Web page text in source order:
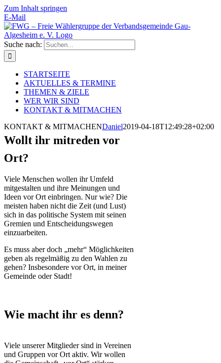
Zum Inhalt springen
E-Mail
Suche nach:
STARTSEITE
AKTUELLES & TERMINE
THEMEN & ZIELE
WER WIR SIND
KONTAKT & MITMACHEN
KONTAKT & MITMACHENDaniel2019-04-18T12:49:28+02:00
Wollt ihr mitreden vor
Ort?
Viele Menschen wollen ihr Umfeld
mitgestalten und ihre Meinungen und
Ideen vor Ort einbringen. Nur wie? Die
meisten haben nicht die Zeit (und Lust)
sich in das politische System mit seinen
Gremien und Entscheidungswegen
einzuarbeiten.
Es muss aber doch „mehr“ Möglichkeiten
geben als regelmäßig zu den Wahlen zu
gehen? Insbesondere vor Ort, in meiner
Gemeinde oder Stadt!
Wie macht ihr es denn?
Viele unserer Mitglieder sind in Vereinen
und Gruppen vor Ort aktiv. Wir wollen